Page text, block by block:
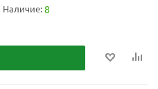
Наличие:8